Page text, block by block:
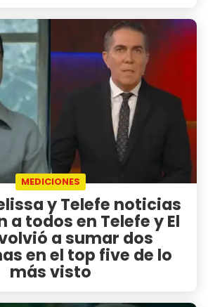
MEDICIONES
y Telefe noticias
a todos en Telefe y El
a sumar dos
en el top five de lo
más visto